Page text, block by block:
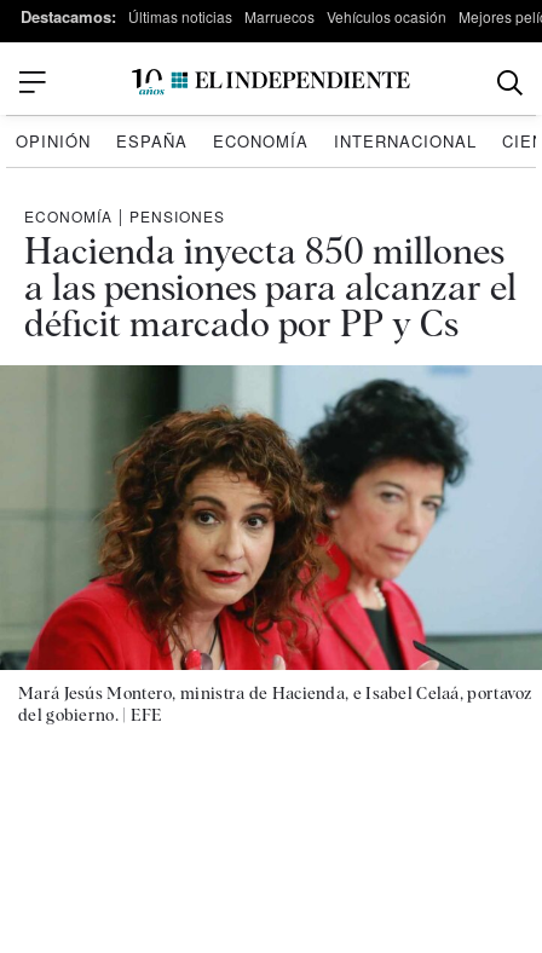
Destacamos: Últimas noticias Marruecos Vehículos ocasión Mejores
OPINIÓN ESPAÑA ECONOMÍA INTERNACIONAL
ECONOMÍA | PENSIONES
Hacienda inyecta 850 millones
a las pensiones para alcanzar el
déficit marcado por PP y Cs
Mará Jesús Montero, ministra de Hacienda, e Isabel Celaá, portavoz
del gobierno. | EFE